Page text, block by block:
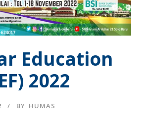
Education
2022
BY HUMAS